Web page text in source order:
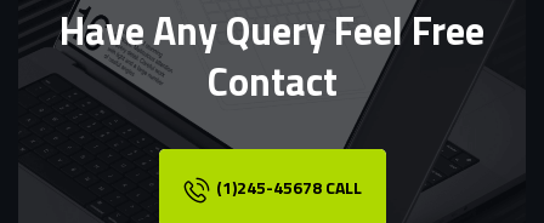
Have Any Query Feel Free
Contact
(1)245-45678 CALL